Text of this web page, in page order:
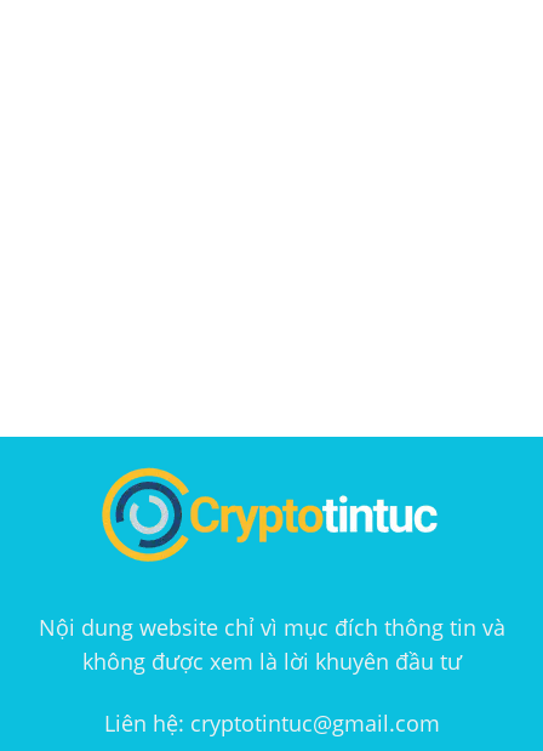
Nội dung website chỉ vì mục đích thông tin và
không được xem là lời khuyên đầu tư
Liên hệ: cryptotintuc@gmail.com